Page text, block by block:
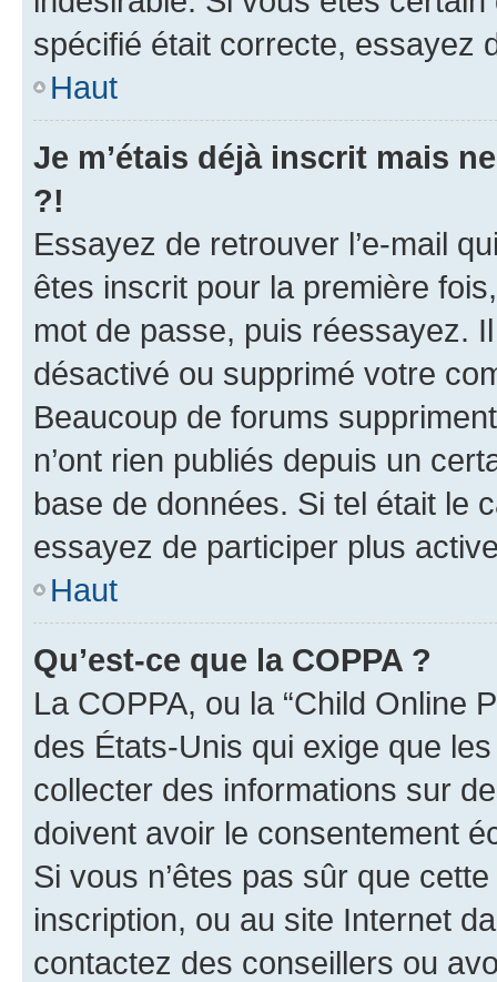
spécifié était correcte, essayez
Haut
Je m’étais déjà inscrit mais
?!
Essayez de retrouver l’e-mail
êtes inscrit pour la première
mot de passe, puis réessayez.
désactivé ou supprimé votre
Beaucoup de forums
n’ont rien publiés depuis un
base de données. Si tel était le
essayez de participer plus
Haut
Qu’est-ce que la COPPA ?
La COPPA, ou la “Child Online
des États-Unis qui exige que
collecter des informations sur
doivent avoir le consentement
Si vous n’êtes pas sûr que
inscription, ou au site Internet
contactez des conseillers ou